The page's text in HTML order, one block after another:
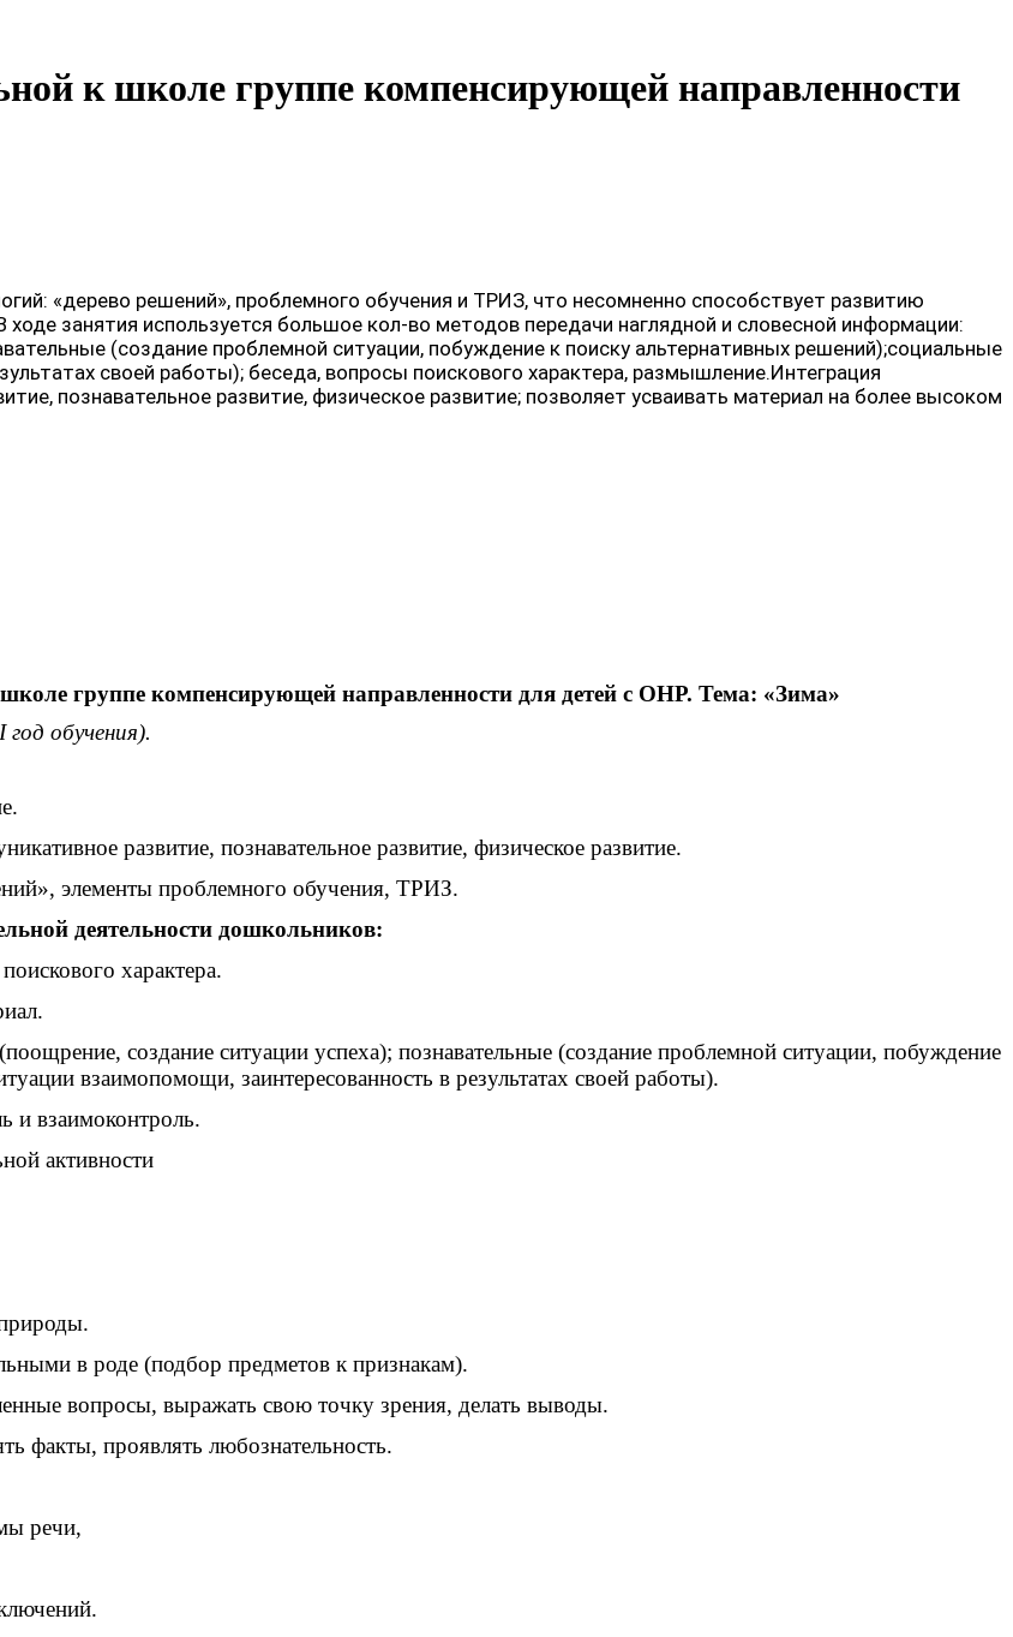
к школе группе компенсирующей направленности
«дерево решений», проблемного обучения и ТРИЗ, что несомненно способствует развитию
занятия используется большое кол-во методов передачи наглядной и словесной информации:
(создание проблемной ситуации, побуждение к поиску альтернативных решений);социальные
своей работы); беседа, вопросы поискового характера, размышление.Интеграция
познавательное развитие, физическое развитие; позволяет усваивать материал на более высоком
группе компенсирующей направленности для детей с ОНР. Тема: «Зима»
год обучения).
развитие, познавательное развитие, физическое развитие.
элементы проблемного обучения, ТРИЗ.
деятельности дошкольников:
характера.
создание ситуации успеха); познавательные (создание проблемной ситуации, побуждение
взаимопомощи, заинтересованность в результатах своей работы).
и взаимоконтроль.
активности
в роде (подбор предметов к признакам).
вопросы, выражать свою точку зрения, делать выводы.
факты, проявлять любознательность.
речи,